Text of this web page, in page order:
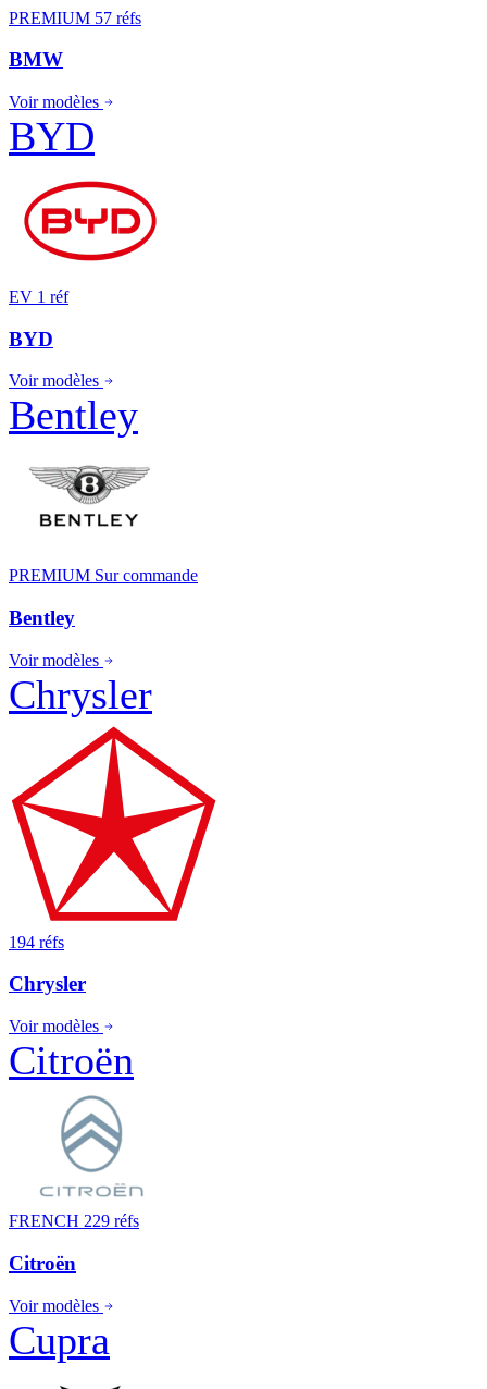
PREMIUM 57 réfs
BMW
Voir modèles
BYD
EV 1 réf
BYD
Voir modèles
Bentley
PREMIUM Sur commande
Bentley
Voir modèles
Chrysler
194 réfs
Chrysler
Voir modèles
Citroën
FRENCH 229 réfs
Citroën
Voir modèles
Cupra